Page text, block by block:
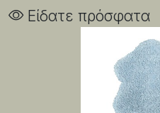
Είδατε πρόσφατα